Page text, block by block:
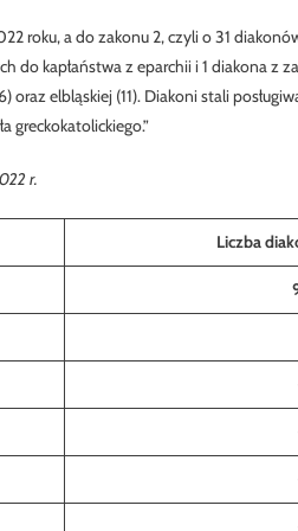
roku, a do zakonu 2, czyli o 31
kapłaństwa z eparchii i 1 diakona z
elbląskiej (11). Diakoni stali
greckokatolickiego.”
r.
Liczba